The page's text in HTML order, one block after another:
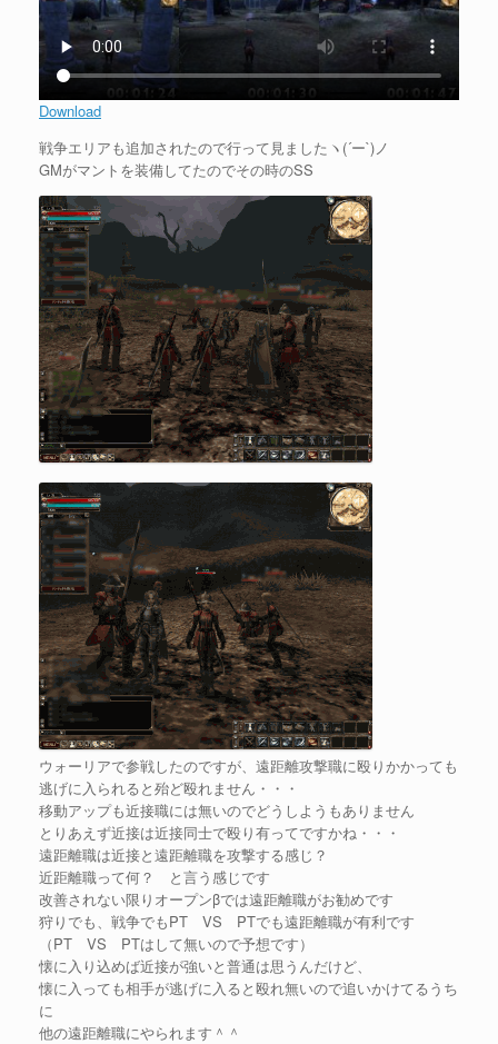
Download
戦争エリアも追加されたので行って見ましたヽ(´ー`)ノ
GMがマントを装備してたのでその時のSS
ウォーリアで参戦したのですが、遠距離攻撃職に殴りかかっても
逃げに入られると殆ど殴れません・・・
移動アップも近接職には無いのでどうしようもありません
とりあえず近接は近接同士で殴り有ってですかね・・・
遠距離職は近接と遠距離職を攻撃する感じ？
近距離職って何？ と言う感じです
改善されない限りオープンβでは遠距離職がお勧めです
狩りでも、戦争でもPT VS PTでも遠距離職が有利です
（PT VS PTはして無いので予想です）
懐に入り込めば近接が強いと普通は思うんだけど、
懐に入っても相手が逃げに入ると殴れ無いので追いかけてるうち
に
他の遠距離職にやられます＾＾